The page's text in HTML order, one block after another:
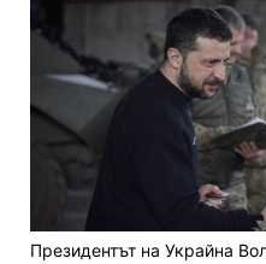
Президентът на Украйна